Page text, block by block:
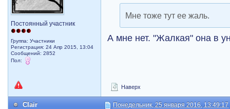
Постоянный участник
Группа: Участники
Регистрация: 24 Апр 2015, 13:04
Сообщений: 2852
Пол:
Мне тоже тут ее жаль.
А мне нет. "Жалкая" она в
Наверх
Clair Понедельник, 25 января 2016, 13:49:17